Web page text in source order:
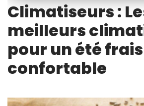
Climatiseurs :
meilleurs
pour un été
confortable